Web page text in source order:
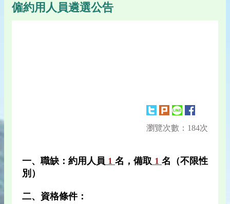
僱約用人員遴選公告
瀏覽次數：184次
一、職缺：約用人員 1 名，備取 1 名（不限性
別）
二、資格條件：